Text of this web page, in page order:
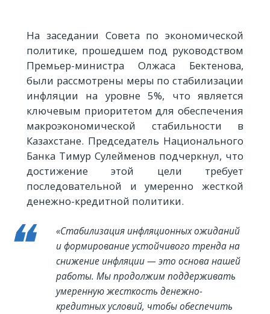
На заседании Совета по экономической
политике, прошедшем под руководством
Премьер-министра Олжаса Бектенова,
были рассмотрены меры по стабилизации
инфляции на уровне 5%, что является
ключевым приоритетом для обеспечения
макроэкономической стабильности в
Казахстане. Председатель Национального
Банка Тимур Сулейменов подчеркнул, что
достижение этой цели требует
последовательной и умеренно жесткой
денежно-кредитной политики.
«Стабилизация инфляционных ожиданий
и формирование устойчивого тренда на
снижение инфляции — это основа нашей
работы. Мы продолжим поддерживать
умеренную жесткость денежно-
кредитных условий, чтобы обеспечить